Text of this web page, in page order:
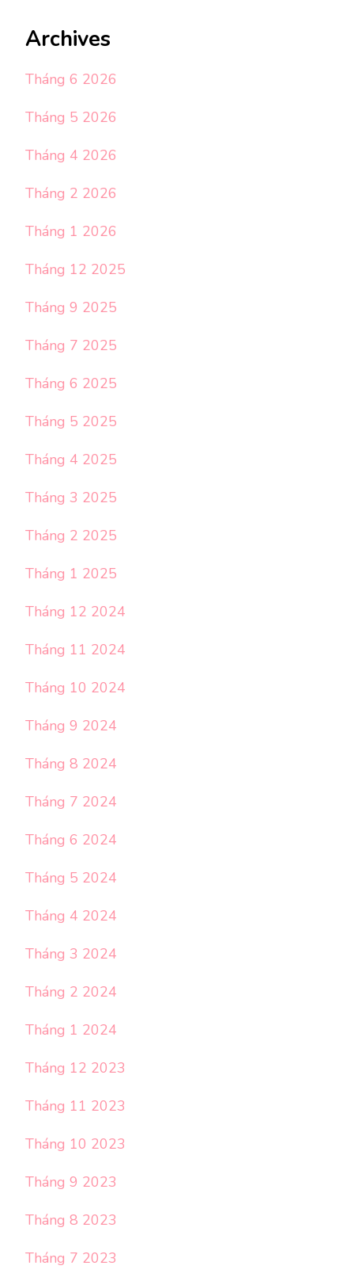
Archives
Tháng 6 2026
Tháng 5 2026
Tháng 4 2026
Tháng 2 2026
Tháng 1 2026
Tháng 12 2025
Tháng 9 2025
Tháng 7 2025
Tháng 6 2025
Tháng 5 2025
Tháng 4 2025
Tháng 3 2025
Tháng 2 2025
Tháng 1 2025
Tháng 12 2024
Tháng 11 2024
Tháng 10 2024
Tháng 9 2024
Tháng 8 2024
Tháng 7 2024
Tháng 6 2024
Tháng 5 2024
Tháng 4 2024
Tháng 3 2024
Tháng 2 2024
Tháng 1 2024
Tháng 12 2023
Tháng 11 2023
Tháng 10 2023
Tháng 9 2023
Tháng 8 2023
Tháng 7 2023